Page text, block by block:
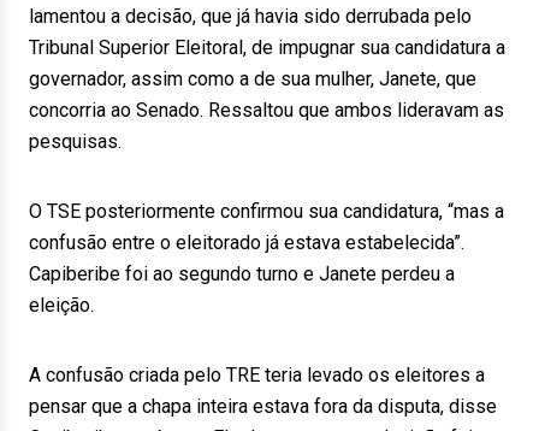
lamentou a decisão, que já havia sido derrubada pelo
Tribunal Superior Eleitoral, de impugnar sua candidatura a
governador, assim como a de sua mulher, Janete, que
concorria ao Senado. Ressaltou que ambos lideravam as
pesquisas.
O TSE posteriormente confirmou sua candidatura, “mas a
confusão entre o eleitorado já estava estabelecida”.
Capiberibe foi ao segundo turno e Janete perdeu a
eleição.
A confusão criada pelo TRE teria levado os eleitores a
pensar que a chapa inteira estava fora da disputa, disse